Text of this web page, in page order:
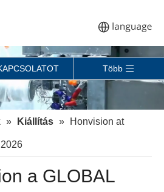
Több
» Kiállítás » Honvision at
a GLOBAL